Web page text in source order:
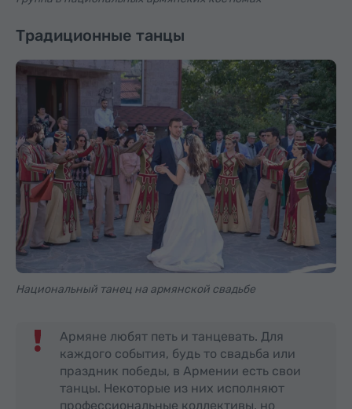
Традиционные танцы
Национальный танец на армянской свадьбе
Армяне любят петь и танцевать. Для
каждого события, будь то свадьба или
праздник победы, в Армении есть свои
танцы. Некоторые из них исполняют
профессиональные коллективы, но